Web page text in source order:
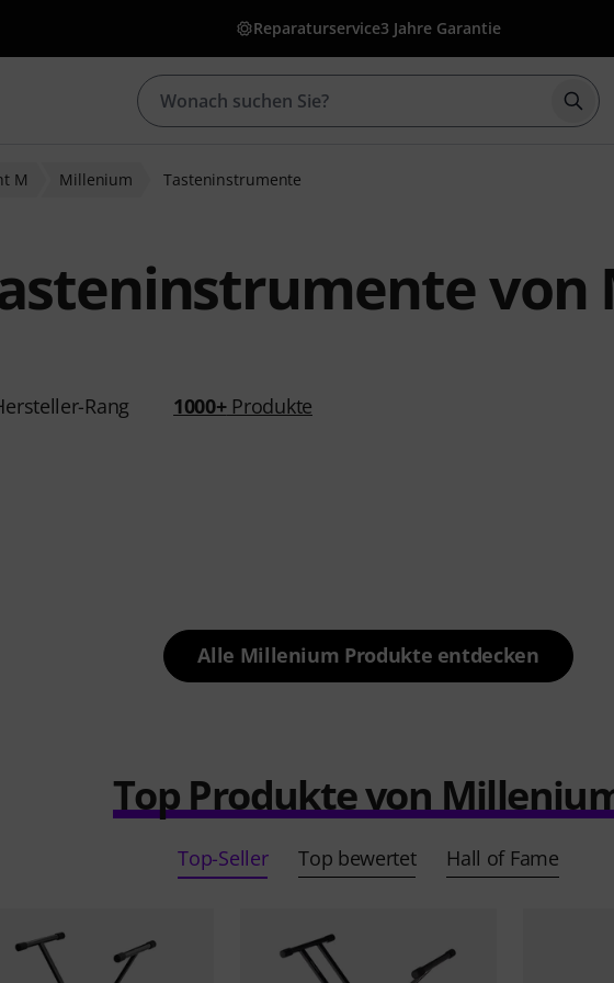
Reparaturservice3 Jahre Garantie
M Millenium Tasteninstrumente
von
Rang 1000+Produkte
Alle Millenium Produkte entdecken
Top Produkte von
Top-Seller Top bewertet Hall of Fame